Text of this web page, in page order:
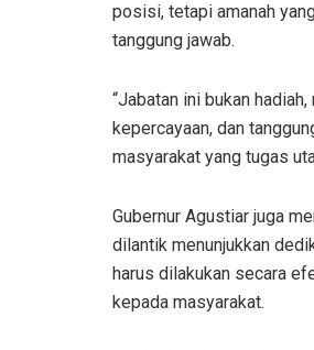
posisi, tetapi amanah
tanggung jawab.
“Jabatan ini bukan
kepercayaan, dan
masyarakat yang tugas
Gubernur Agustiar juga
dilantik menunjukkan
harus dilakukan secara
kepada masyarakat.